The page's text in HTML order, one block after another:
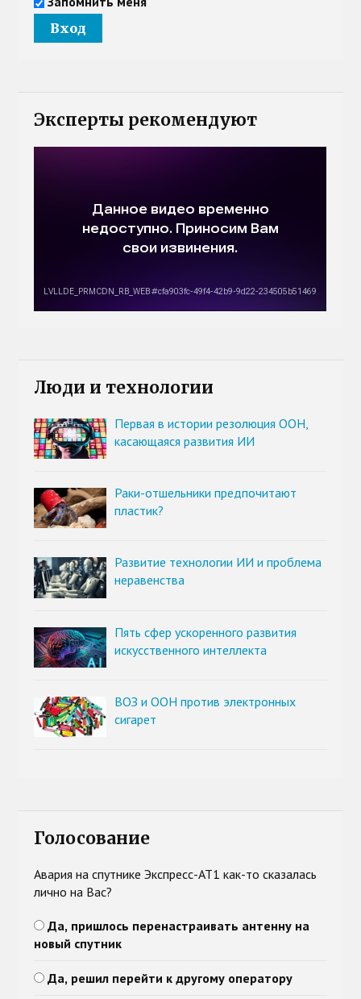
Эксперты рекомендуют
Люди и технологии
Первая в истории резолюция ООН,
касающаяся развития ИИ
Раки-отшельники предпочитают
пластик?
Развитие технологии ИИ и проблема
неравенства
Пять сфер ускоренного развития
искусственного интеллекта
ВОЗ и ООН против электронных
сигарет
Голосование
Авария на спутнике Экспресс-АТ1 как-то сказалась
лично на Вас?
Да, пришлось перенастраивать антенну на
новый спутник
Да, решил перейти к другому оператору